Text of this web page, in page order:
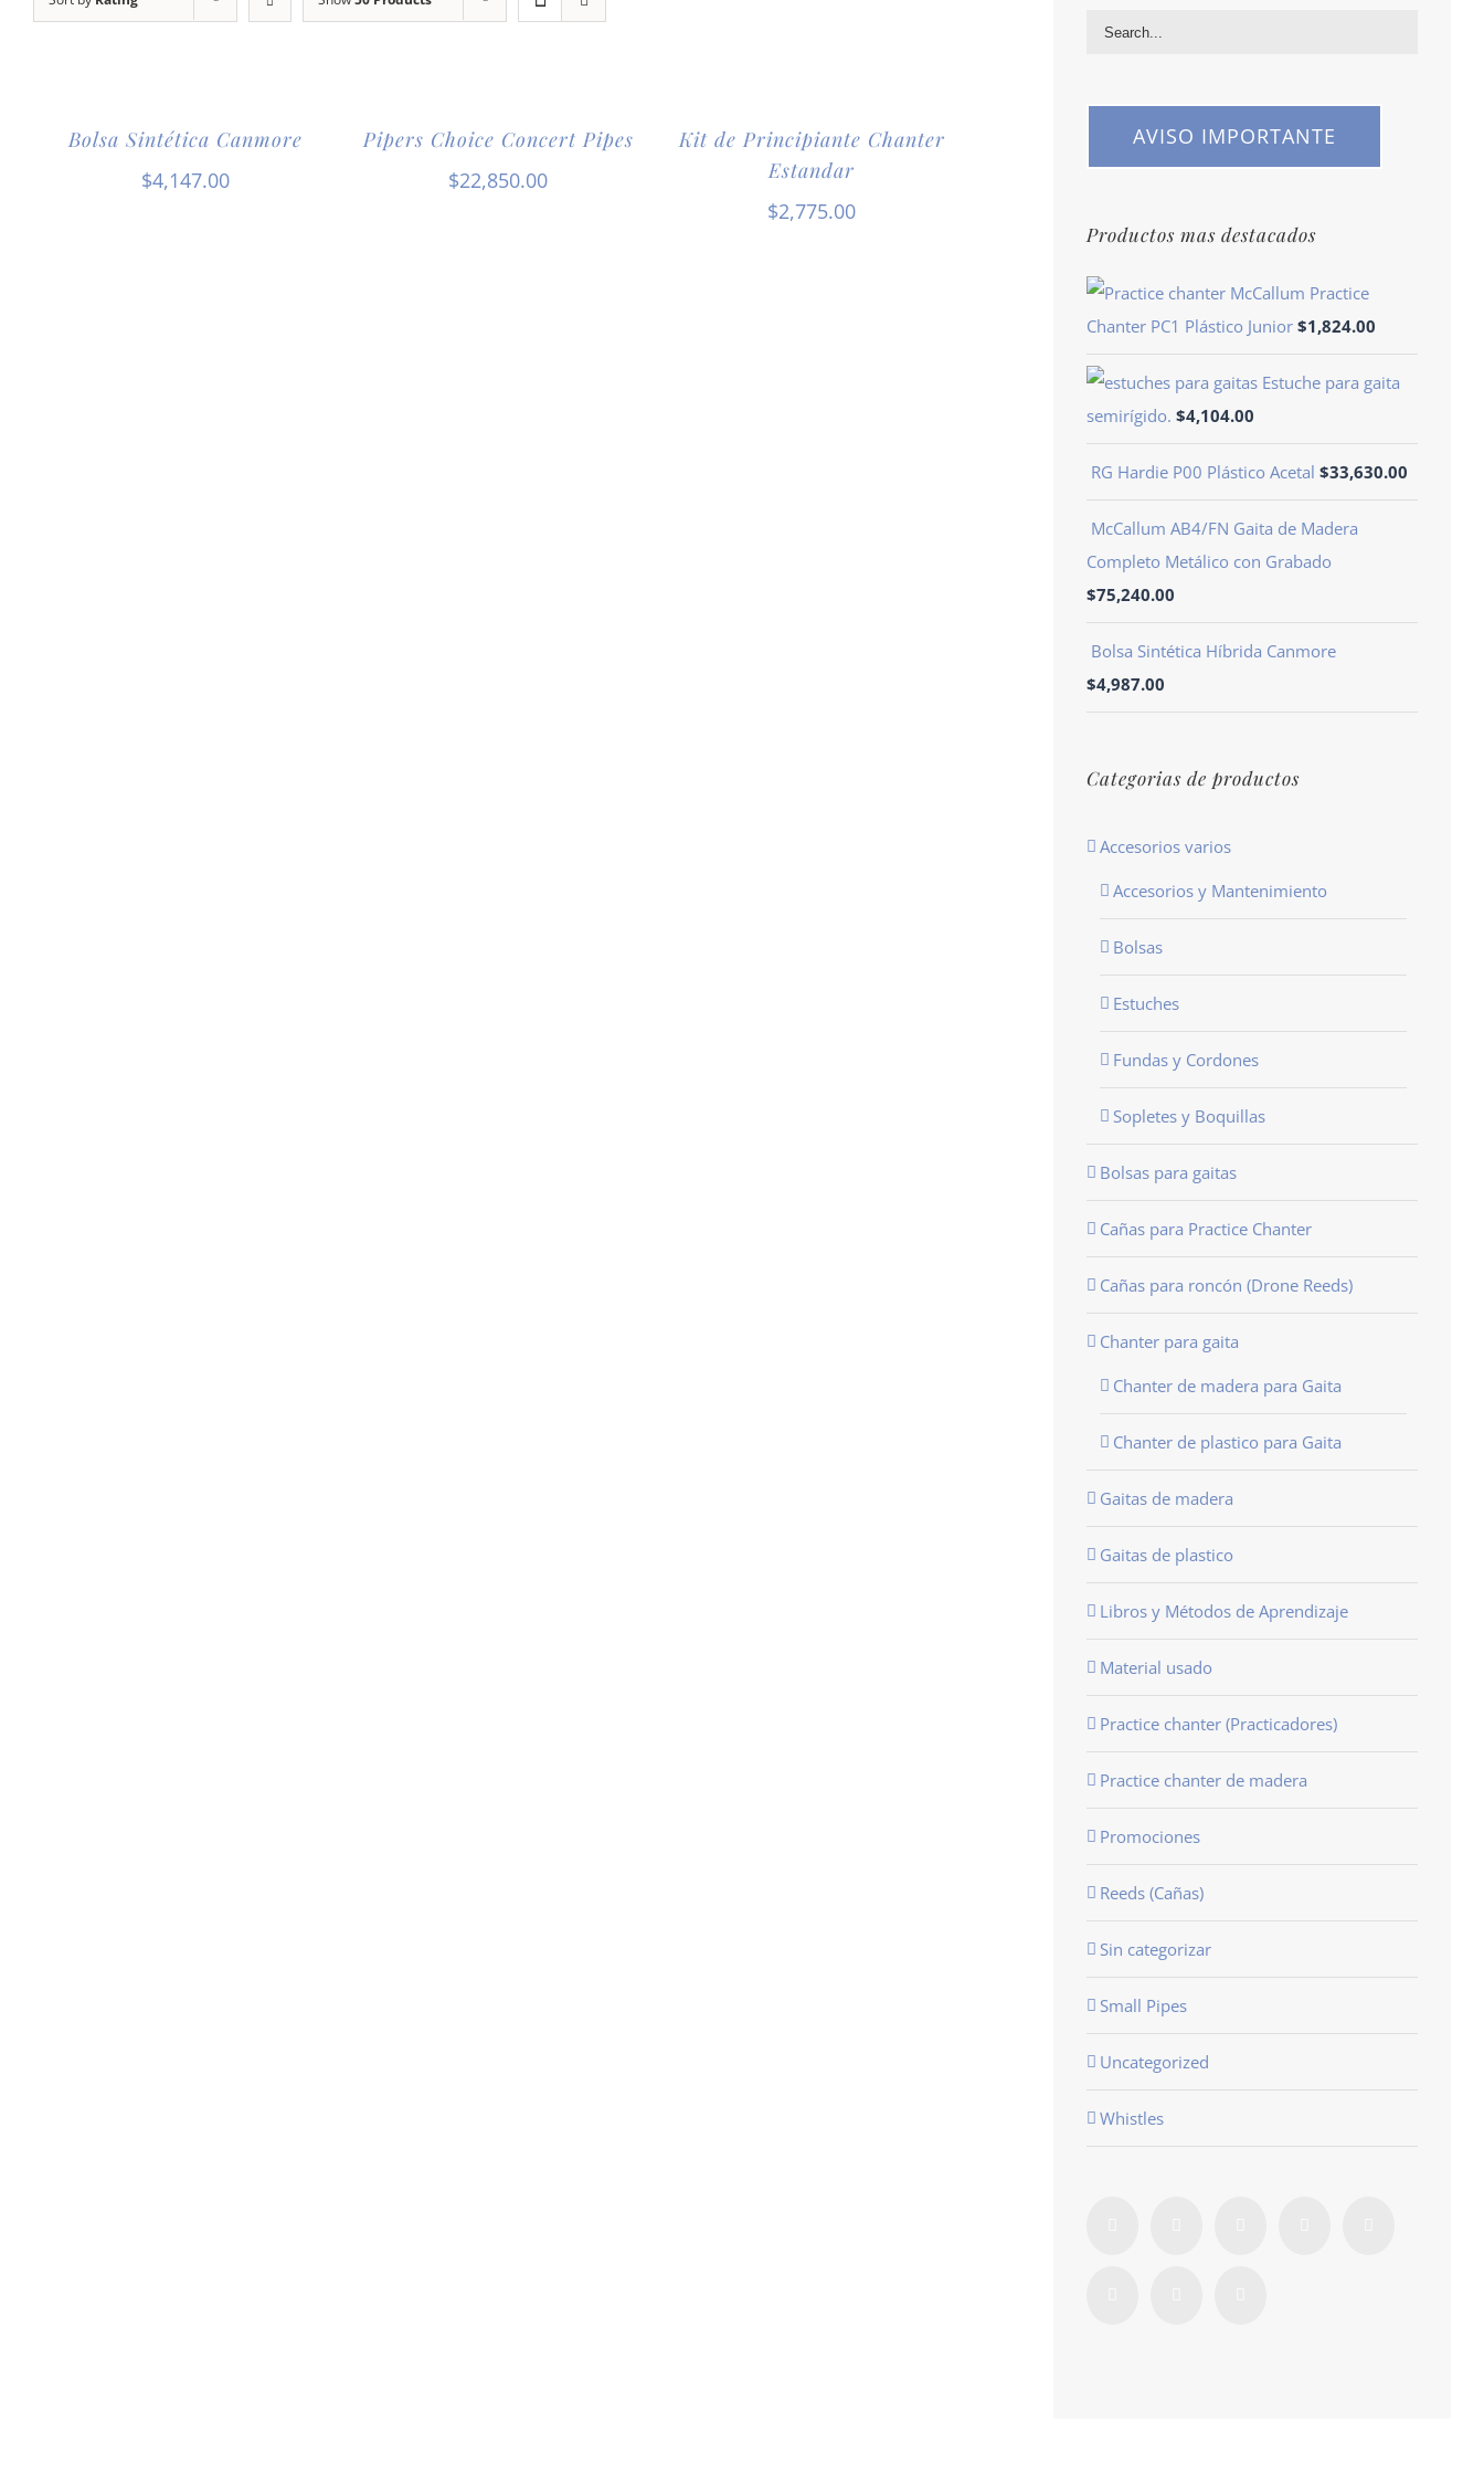
Bolsa Sintética Canmore
$4,147.00
Pipers Choice Concert Pipes
$22,850.00
Kit de Principiante Chanter
Estandar
$2,775.00
AVISO IMPORTANTE
Productos mas destacados
Practice
Chanter PC1 Plástico Junior $1,824.00
Estuche para gaita
semirígido. $4,104.00
RG Hardie P00 Plástico Acetal $33,630.00
McCallum AB4/FN Gaita de Madera
Completo Metálico con Grabado
$75,240.00
Bolsa Sintética Híbrida Canmore
$4,987.00
Categorias de productos
Accesorios varios
Accesorios y Mantenimiento
Bolsas
Estuches
Fundas y Cordones
Sopletes y Boquillas
Bolsas para gaitas
Cañas para Practice Chanter
Cañas para roncón (Drone Reeds)
Chanter para gaita
Chanter de madera para Gaita
Chanter de plastico para Gaita
Gaitas de madera
Gaitas de plastico
Libros y Métodos de Aprendizaje
Material usado
Practice chanter (Practicadores)
Practice chanter de madera
Promociones
Reeds (Cañas)
Sin categorizar
Small Pipes
Uncategorized
Whistles